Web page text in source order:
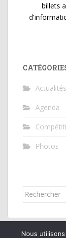
billets
Actualités
Agenda
Photos
Rechercher...
Nous